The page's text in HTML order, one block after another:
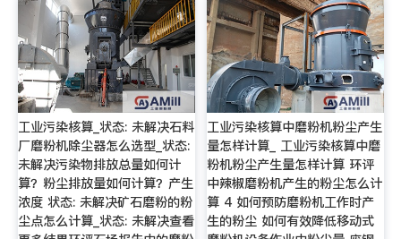
工业污染核算_状态: 未解决石料
厂磨粉机除尘器怎么选型_状态:
未解决污染物排放总量如何计
算？粉尘排放量如何计算？产生
浓度 状态: 未解决矿石磨粉的粉
尘点怎么计算_状态: 未解决查看
工业污染核算中磨粉机粉尘产生
量怎样计算_ 工业污染核算中磨
粉机粉尘产生量怎样计算 环评
中辣椒磨粉机产生的粉尘怎么计
算 4 如何预防磨粉机工作时产
生的粉尘 如何有效降低移动式